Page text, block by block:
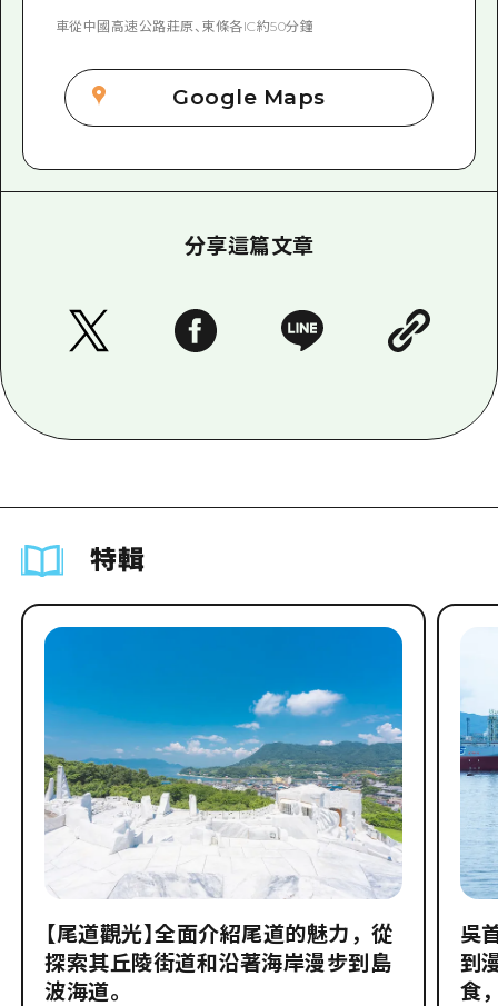
車從中國高速公路莊原、東條各IC約50分鐘
Google Maps
分享這篇文章
特輯
【尾道觀光】全面介紹尾道的魅力，從
探索其丘陵街道和沿著海岸漫步到島
波海道。
吳
到
食